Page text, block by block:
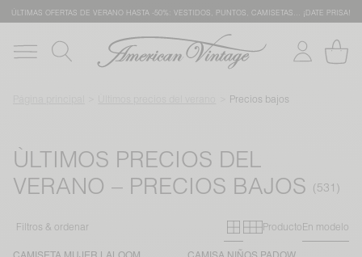
ÚLTIMAS OFERTAS DE VERANO HASTA -50%: VESTIDOS, PUNTOS, CAMISETAS… ¡DATE PRISA!
Precios bajos
ÙLTIMOS PRECIOS DEL
VERANO – PRECIOS BAJOS
Filtros & ordenar Primary grid
Secondary
ProductoEn modelo